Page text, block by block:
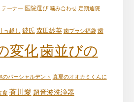
テーナー 医院選び 噛み合わせ 定期通院
っ越し 彼氏 森田紗英 歯ブラシ福袋 歯
変化歯並びの
のパーシャルデント 真夏のオオカミくんに
食 蒼川愛 超音波洗浄器